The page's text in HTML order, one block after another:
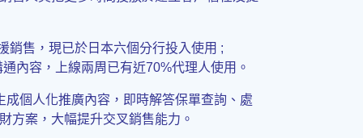
銷售，現已於日本六個分行投入使用 ;
內容，上線兩周已有近70%代理人使用。
個人化推廣內容，即時解答保單查詢、處
方案，大幅提升交叉銷售能力。